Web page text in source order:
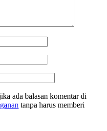
ada balasan komentar di
tanpa harus memberi